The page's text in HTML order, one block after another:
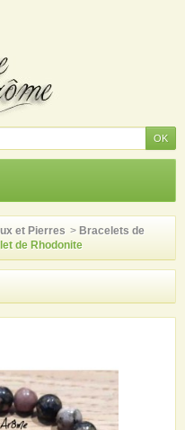
et Pierres > Bracelets de
de Rhodonite